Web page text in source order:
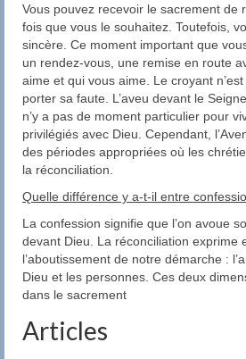
Vous pouvez recevoir le sacrement de
fois que vous le souhaitez. Toutefois,
sincère. Ce moment important que
un rendez-vous, une remise en route
aime et qui vous aime. Le croyant
porter sa faute. L’aveu devant le
n’y a pas de moment particulier pour
privilégiés avec Dieu. Cependant,
des périodes appropriées où les
la réconciliation.
Quelle différence y a-t-il entre
La confession signifie que l’on avoue
devant Dieu. La réconciliation exprime
l’aboutissement de notre démarche :
Dieu et les personnes. Ces deux
dans le sacrement
Articles